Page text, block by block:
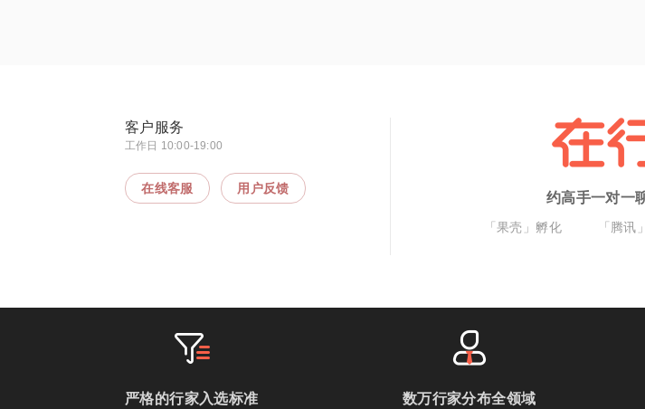
客户服务
工作日 10:00-19:00
在线客服 用户反馈
约高手一对一
「果壳」孵化 「腾讯
严格的行家入选标准 数万行家分布全领域